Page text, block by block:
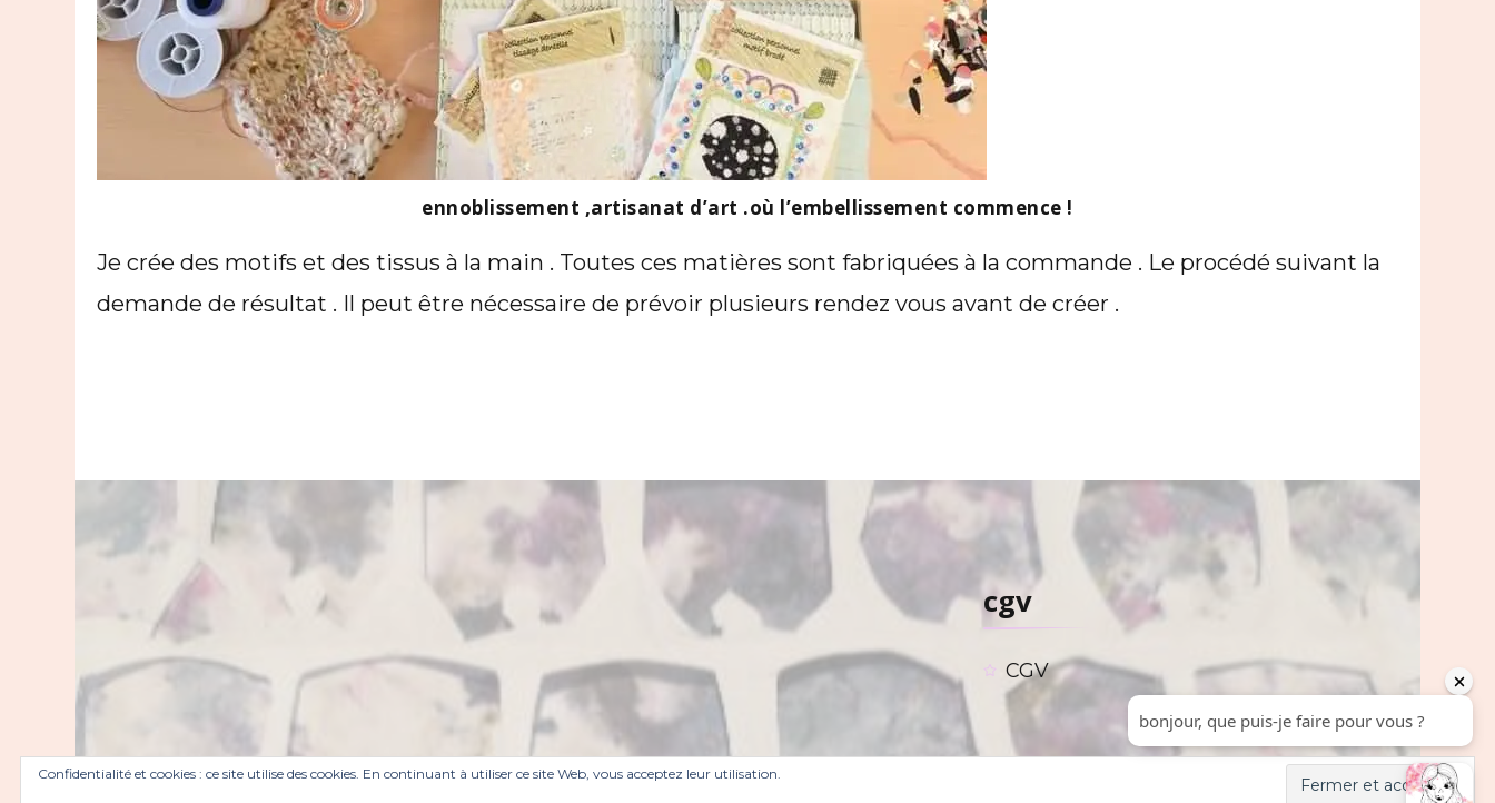
ennoblissement ,artisanat d’art .où l’embellissement commence !
Je crée des motifs et des tissus à la main . Toutes ces matières sont fabriquées à la commande . Le procédé suivant la
demande de résultat . Il peut être nécessaire de prévoir plusieurs rendez vous avant de créer .
cgv
CGV
Confidentialité et cookies : ce site utilise des cookies. En continuant à utiliser ce site Web, vous acceptez leur utilisation.